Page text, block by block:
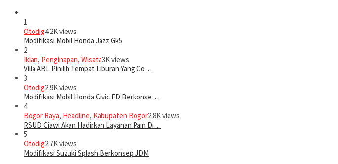
1
Otodig4.2K views
Modifikasi Mobil Honda Jazz Gk5
2
Iklan, Penginapan, Wisata3K views
Villa ABL Pinilih Tempat Liburan Yang Co…
3
Otodig2.9K views
Modifikasi Mobil Honda Civic FD Berkonse…
4
Bogor Raya, Headline, Kabupaten Bogor2.8K views
RSUD Ciawi Akan Hadirkan Layanan Pain Di…
5
Otodig2.7K views
Modifikasi Suzuki Splash Berkonsep JDM